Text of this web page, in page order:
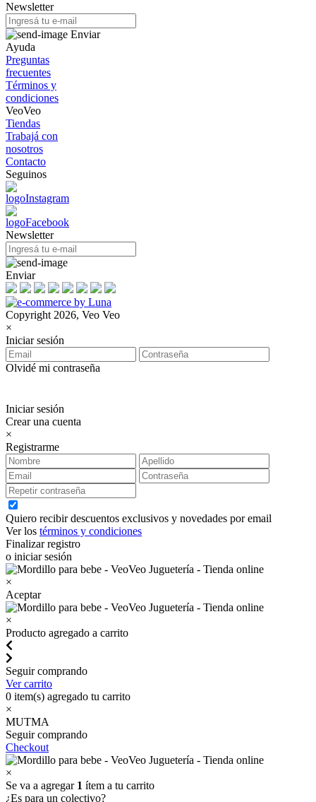
Newsletter
Enviar
Ayuda
Preguntas
frecuentes
Términos y
condiciones
VeoVeo
Tiendas
Trabajá con
nosotros
Contacto
Seguinos
Newsletter
Enviar
Copyright 2026, Veo Veo
×
Iniciar sesión
Olvidé mi contraseña
Iniciar sesión
Crear una cuenta
×
Registrarme
Quiero recibir descuentos exclusivos y novedades por email
Ver los términos y condiciones
Finalizar registro
o iniciar sesión
×
Aceptar
×
Producto agregado a carrito
Seguir comprando
Ver carrito
0 item(s) agregado tu carrito
×
MUTMA
Seguir comprando
Checkout
×
Se va a agregar 1 ítem a tu carrito
¿Es para un colectivo?